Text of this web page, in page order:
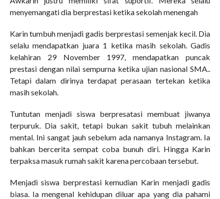
menyemangati dia berprestasi ketika sekolah menengah
Karin tumbuh menjadi gadis berprestasi semenjak kecil. Dia
selalu mendapatkan juara 1 ketika masih sekolah. Gadis
kelahiran 29 November 1997, mendapatkan puncak
prestasi dengan nilai sempurna ketika ujian nasional SMA..
Tetapi dalam dirinya terdapat perasaan tertekan ketika
masih sekolah.
Tuntutan menjadi siswa berpresatasi membuat jiwanya
terpuruk. Dia sakit, tetapi bukan sakit tubuh melainkan
mental. Ini sangat jauh sebelum ada namanya Instagram. Ia
bahkan bercerita sempat coba bunuh diri. Hingga Karin
terpaksa masuk rumah sakit karena percobaan tersebut.
Menjadi siswa berprestasi kemudian Karin menjadi gadis
biasa. Ia mengenal kehidupan diluar apa yang dia pahami